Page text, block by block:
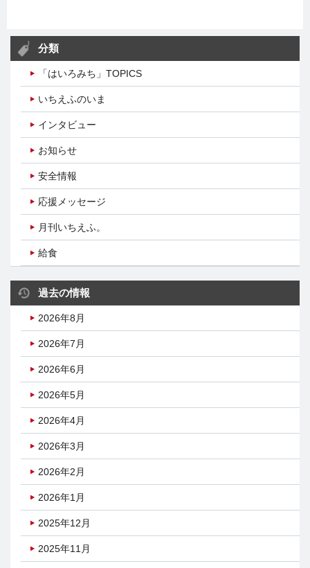
分類
「はいろみち」TOPICS
いちえふのいま
インタビュー
お知らせ
安全情報
応援メッセージ
月刊いちえふ。
給食
過去の情報
2026年8月
2026年7月
2026年6月
2026年5月
2026年4月
2026年3月
2026年2月
2026年1月
2025年12月
2025年11月